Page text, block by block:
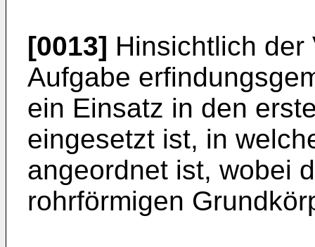
[0013] Hinsichtlich der
Aufgabe
ein Einsatz in den
eingesetzt ist, in
angeordnet ist, wobei
rohrförmigen